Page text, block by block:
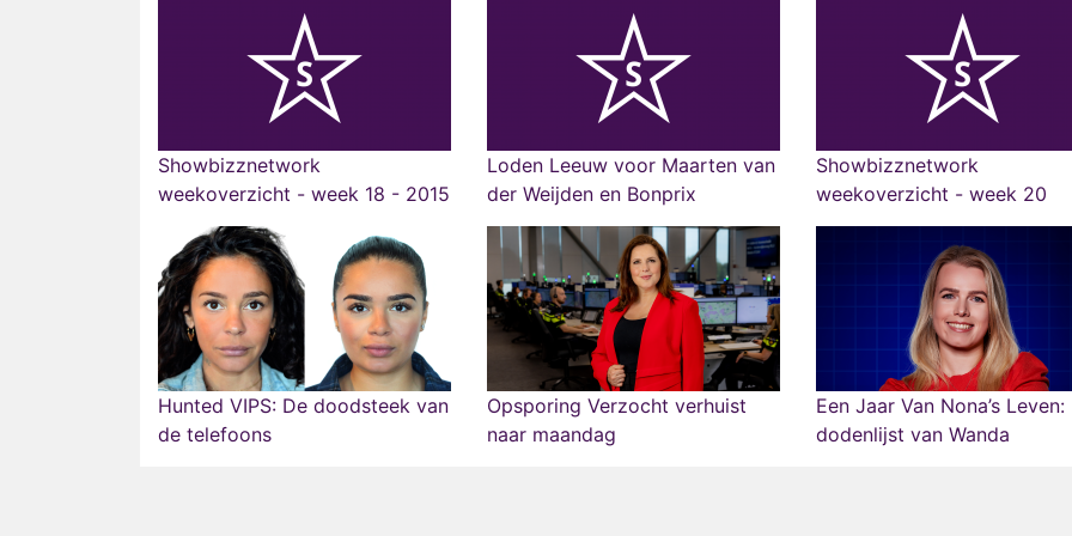
Showbizznetwork
weekoverzicht - week 18 - 2015
Loden Leeuw voor Maarten van
der Weijden en Bonprix
Showbizznetwork
weekoverzicht - week 20
Hunted VIPS: De doodsteek van
de telefoons
Opsporing Verzocht verhuist
naar maandag
Een Jaar Van Nona’s Leven:
dodenlijst van Wanda